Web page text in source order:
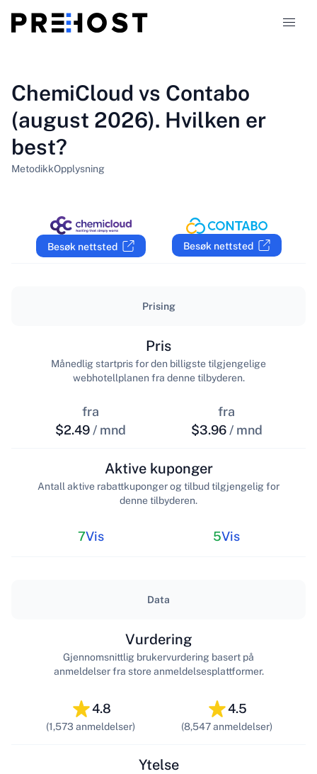
Sammenligninger
NO
ChemiCloud vs Contabo
(august 2026). Hvilken er
best?
MetodikkOpplysning
Besøk nettsted Besøk nettsted
Prising
fra
$2.49 / mnd
Pris
Månedlig startpris for den billigste tilgjengelige
webhotellplanen fra denne tilbyderen.
fra
$3.96 / mnd
7Vis
Aktive kuponger
Antall aktive rabattkuponger og tilbud tilgjengelig for
denne tilbyderen.
5Vis
Data
4.8
(1,573 anmeldelser)
Vurdering
Gjennomsnittlig brukervurdering basert på
anmeldelser fra store anmeldelsesplattformer.
4.5
(8,547 anmeldelser)
Ytelse